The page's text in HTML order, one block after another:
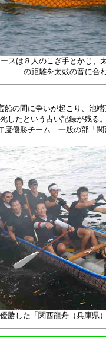
スは８人のこぎ手とかじ、
の距離を太鼓の音に合
船の間に争いが起こり、池
したという古い記録が残る
度優勝チーム 一般の部「
勝した「関西龍舟（兵庫県